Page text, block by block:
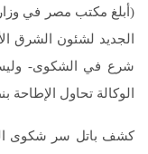
(أبلغ مكتب مصر في
الجديد لشئون الشرق
شرع في الشكوى-
الوكالة تحاول الإطاحة
كشف باتل سر شكوى